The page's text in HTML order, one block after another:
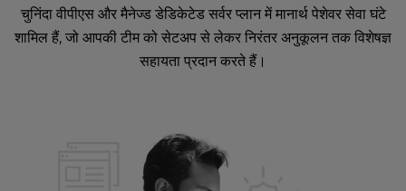
चुनिंदा वीपीएसऔर मैनेज्ड डेडिकेटेड सर्वरप्लान में मानार्थ पेशेवर सेवा घंटे
शामिल हैं, जो आपकी टीम को सेटअप से लेकर निरंतर अनुकूलन तक विशेषज्ञ
सहायता प्रदान करते हैं।